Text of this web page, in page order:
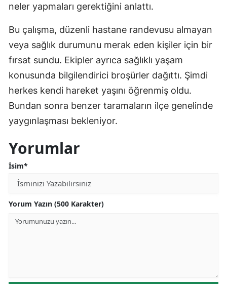
neler yapmaları gerektiğini anlattı.
Bu çalışma, düzenli hastane randevusu almayan
veya sağlık durumunu merak eden kişiler için bir
fırsat sundu. Ekipler ayrıca sağlıklı yaşam
konusunda bilgilendirici broşürler dağıttı. Şimdi
herkes kendi hareket yaşını öğrenmiş oldu.
Bundan sonra benzer taramaların ilçe genelinde
yaygınlaşması bekleniyor.
Yorumlar
İsim*
Yorum Yazın (500 Karakter)